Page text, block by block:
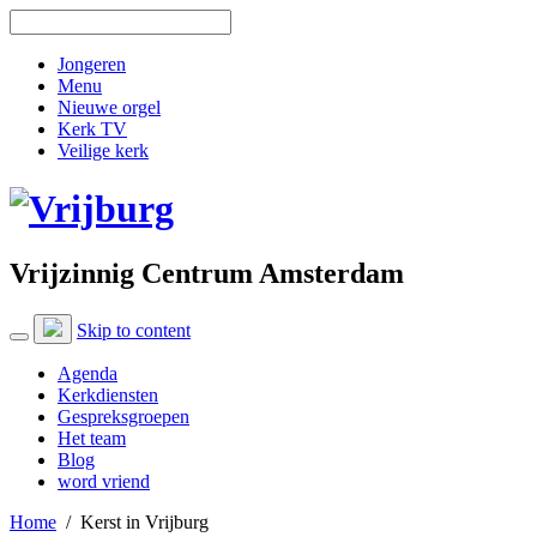
Jongeren
Menu
Nieuwe orgel
Kerk TV
Veilige kerk
Vrijzinnig Centrum Amsterdam
Skip to content
Agenda
Kerkdiensten
Gespreksgroepen
Het team
Blog
word vriend
Home / Kerst in Vrijburg